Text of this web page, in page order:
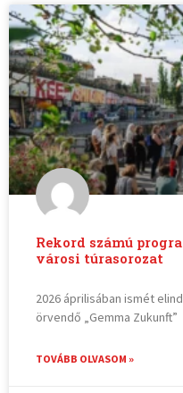
Rekord számú
városi túrasorozat
2026 áprilisában ismét
örvendő „Gemma Zukunft”
TOVÁBB OLVASOM »